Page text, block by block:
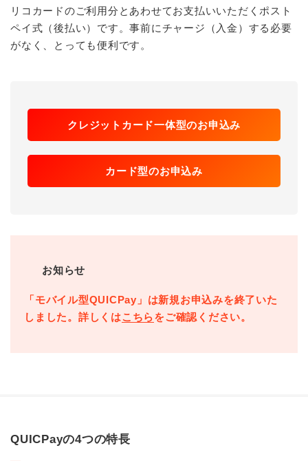
リコカードのご利用分とあわせてお支払いいただくポスト
ペイ式（後払い）です。事前にチャージ（入金）する必要
がなく、とっても便利です。
クレジットカード一体型のお申込み
カード型のお申込み
お知らせ
「モバイル型QUICPay」は新規お申込みを終了いた
しました。詳しくはこちらをご確認ください。
QUICPayの4つの特長